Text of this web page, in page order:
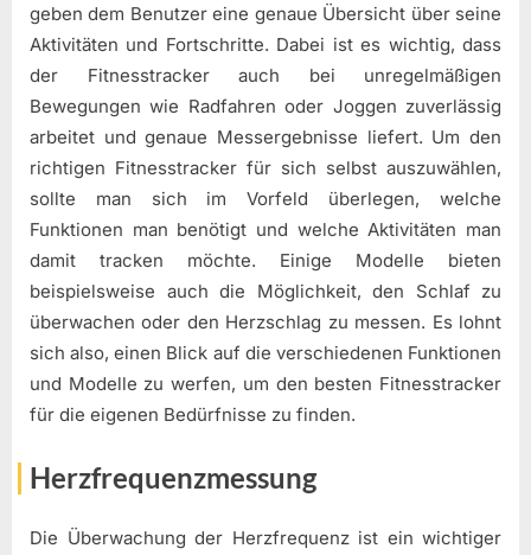
geben dem Benutzer eine genaue Übersicht über seine
Aktivitäten und Fortschritte. Dabei ist es wichtig, dass
der Fitnesstracker auch bei unregelmäßigen
Bewegungen wie Radfahren oder Joggen zuverlässig
arbeitet und genaue Messergebnisse liefert. Um den
richtigen Fitnesstracker für sich selbst auszuwählen,
sollte man sich im Vorfeld überlegen, welche
Funktionen man benötigt und welche Aktivitäten man
damit tracken möchte. Einige Modelle bieten
beispielsweise auch die Möglichkeit, den Schlaf zu
überwachen oder den Herzschlag zu messen. Es lohnt
sich also, einen Blick auf die verschiedenen Funktionen
und Modelle zu werfen, um den besten Fitnesstracker
für die eigenen Bedürfnisse zu finden.
Herzfrequenzmessung
Die Überwachung der Herzfrequenz ist ein wichtiger